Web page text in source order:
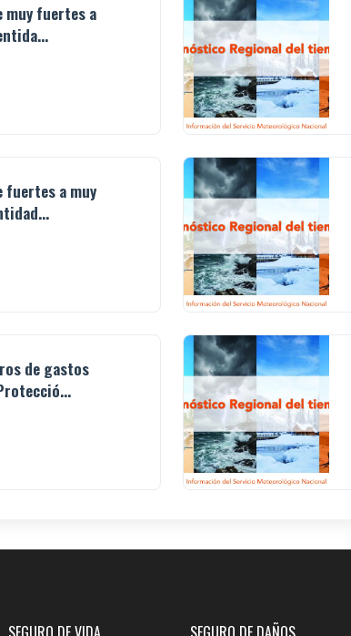
muy fuertes a
fuertes a muy
de gastos